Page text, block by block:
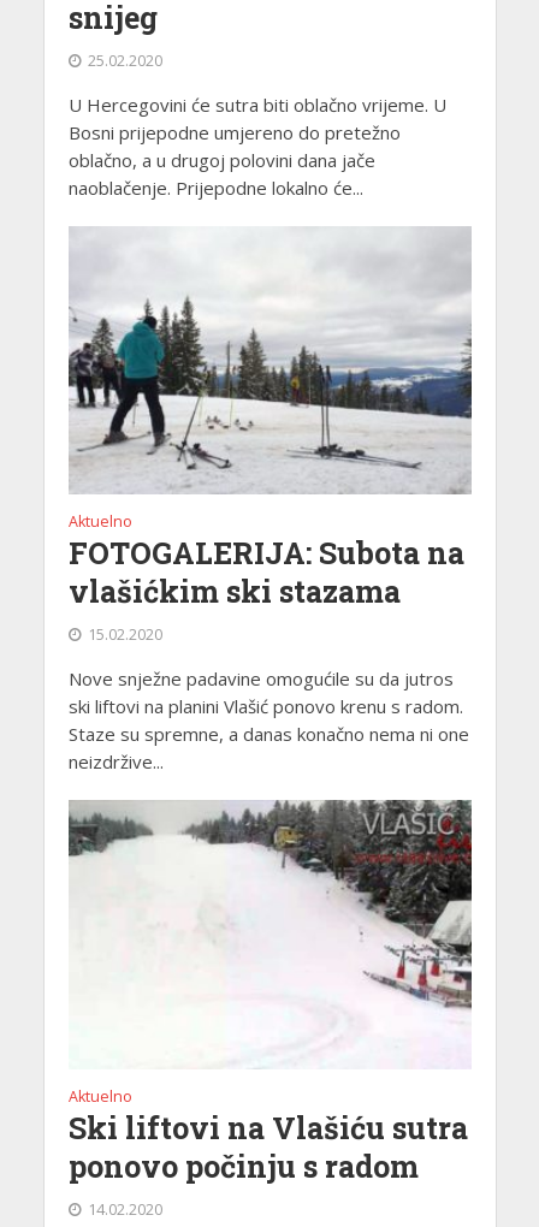
snijeg
25.02.2020
U Hercegovini će sutra biti oblačno vrijeme. U
Bosni prijepodne umjereno do pretežno
oblačno, a u drugoj polovini dana jače
naoblačenje. Prijepodne lokalno će...
Aktuelno
FOTOGALERIJA: Subota na
vlašićkim ski stazama
15.02.2020
Nove snježne padavine omogućile su da jutros
ski liftovi na planini Vlašić ponovo krenu s radom.
Staze su spremne, a danas konačno nema ni one
neizdržive...
Aktuelno
Ski liftovi na Vlašiću sutra
ponovo počinju s radom
14.02.2020